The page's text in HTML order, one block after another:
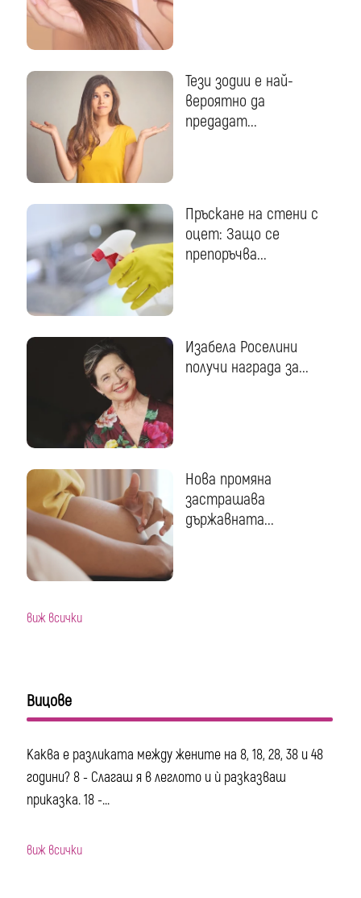
Тези зодии е най-
вероятно да
предадат...
Пръскане на стени с
оцет: Защо се
препоръчва...
Изабела Роселини
получи награда за...
Нова промяна
застрашава
държавната...
виж всички
Вицове
Каква е разликата между жените на 8, 18, 28, 38 и 48
години? 8 - Слагаш я в леглото и ѝ разказваш
приказка. 18 -...
виж всички